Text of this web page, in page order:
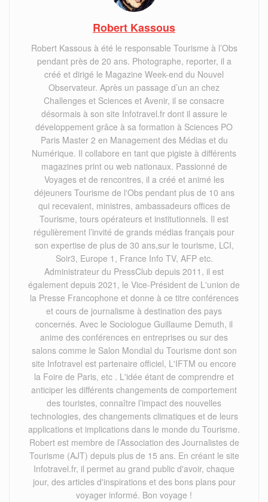
Robert Kassous
Robert Kassous à été le responsable Tourisme à l’Obs
pendant près de 20 ans. Photographe, reporter, il a
créé et dirigé le Magazine Week-end du Nouvel
Observateur. Après un passage d’un an chez
Challenges et Sciences et Avenir, il se consacre
désormais à son site Infotravel.fr dont il assure le
développement grâce à sa formation à Sciences PO
Paris Master 2 en Management des Médias et du
Numérique. Il collabore en tant que pigiste à différents
magazines print ou web nationaux. Passionné de
Voyages et de rencontres, il a créé et animé les
déjeuners Tourisme de l'Obs pendant plus de 10 ans
qui recevaient, ministres, ambassadeurs offices de
Tourisme, tours opérateurs et institutionnels. Il est
régulièrement l’invité de grands médias français pour
son expertise de plus de 30 ans,sur le tourisme, LCI,
Soir3, Europe 1, France Info TV, AFP etc.
Administrateur du PressClub depuis 2011, il est
également depuis 2021, le Vice-Président de L'union de
la Presse Francophone et donne à ce titre conférences
et cours de journalisme à destination des pays
concernés. Avec le Sociologue Guillaume Demuth, il
anime des conférences en entreprises ou sur des
salons comme le Salon Mondial du Tourisme dont son
site Infotravel est partenaire officiel, L'IFTM ou encore
la Foire de Paris, etc . L'idée étant de comprendre et
anticiper les différents changements de comportement
des touristes, connaître l’impact des nouvelles
technologies, des changements climatiques et de leurs
applications et implications dans le monde du Tourisme.
Robert est membre de l’Association des Journalistes de
Tourisme (AJT) depuis plus de 15 ans. En créant le site
Infotravel.fr, il permet au grand public d'avoir, chaque
jour, des articles d'inspirations et des bons plans pour
voyager informé. Bon voyage !